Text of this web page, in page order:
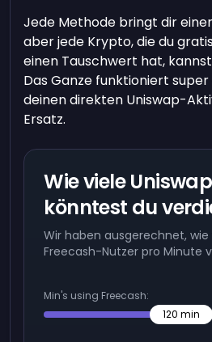
Jede Methode bringt dir
aber jede Krypto, die du
einen Tauschwert hat,
Das Ganze funktioniert super
deinen direkten Uniswap-
Ersatz.
Wie viele
könntest du
Wir haben ausgerechnet, wie
Freecash-Nutzer pro Minute
Min's using Freecash:
120 min